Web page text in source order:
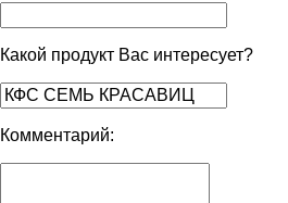
Какой продукт Вас интересует?
Комментарий: